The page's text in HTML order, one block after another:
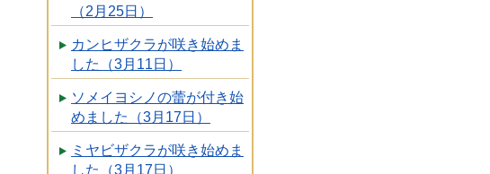
（2月25日）
カンヒザクラが咲き始めま
した（3月11日）
ソメイヨシノの蕾が付き始
めました（3月17日）
ミヤビザクラが咲き始めま
した（3月17日）